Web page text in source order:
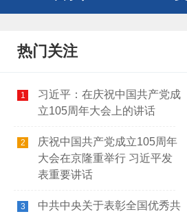
热门关注
1
习近平：在庆祝中国共产党成
立105周年大会上的讲话
2
庆祝中国共产党成立105周年
大会在京隆重举行 习近平发
表重要讲话
3
中共中央关于表彰全国优秀共